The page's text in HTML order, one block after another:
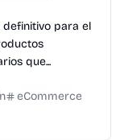
definitivo para el
que...
eCommerce